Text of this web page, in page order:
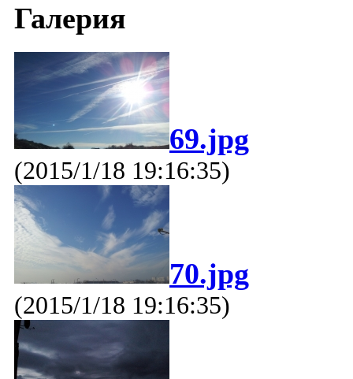
Галерия
69.jpg
(2015/1/18 19:16:35)
70.jpg
(2015/1/18 19:16:35)